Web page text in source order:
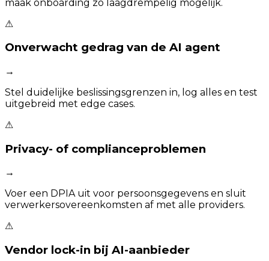
maak onboarding zo laagdrempelig mogelijk.
⚠
Onverwacht gedrag van de AI agent
→
Stel duidelijke beslissingsgrenzen in, log alles en test
uitgebreid met edge cases.
⚠
Privacy- of complianceproblemen
→
Voer een DPIA uit voor persoonsgegevens en sluit
verwerkersovereenkomsten af met alle providers.
⚠
Vendor lock-in bij AI-aanbieder